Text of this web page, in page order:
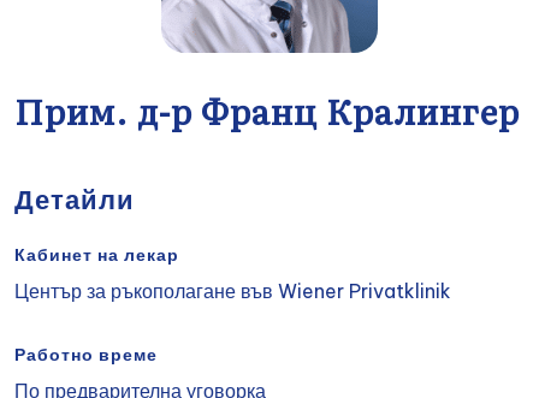
Прим. д-р Франц Кралингер
Детайли
Кабинет на лекар
Център за ръкополагане във Wiener Privatklinik
Работно време
По предварителна уговорка